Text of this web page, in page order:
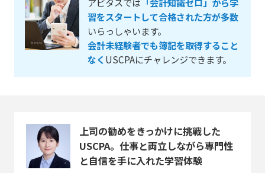
習をスタートして合格された方が多数
いらっしゃいます。
会計未経験者でも簿記を取得すること
なく USCPAにチャレンジできます。
上司の勧めをきっかけに挑戦した
USCPA。仕事と両立しながら専門性
と自信を手に入れた学習体験